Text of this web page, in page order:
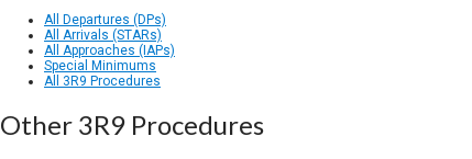
All Departures (DPs)
All Arrivals (STARs)
All Approaches (IAPs)
Special Minimums
All 3R9 Procedures
Other 3R9 Procedures